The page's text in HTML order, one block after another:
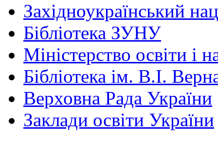
Західноукраїнський
Бібліотека ЗУНУ
Міністерство освіти і
Бібліотека ім. В.І.
Верховна Рада України
Заклади освіти України